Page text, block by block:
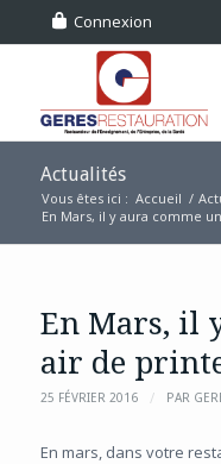
Connexion
Actualités
Vous êtes ici : Accueil /
En Mars, il y aura comme
En Mars, il
air de
25 FÉVRIER 2016 / PAR
En mars, dans votre